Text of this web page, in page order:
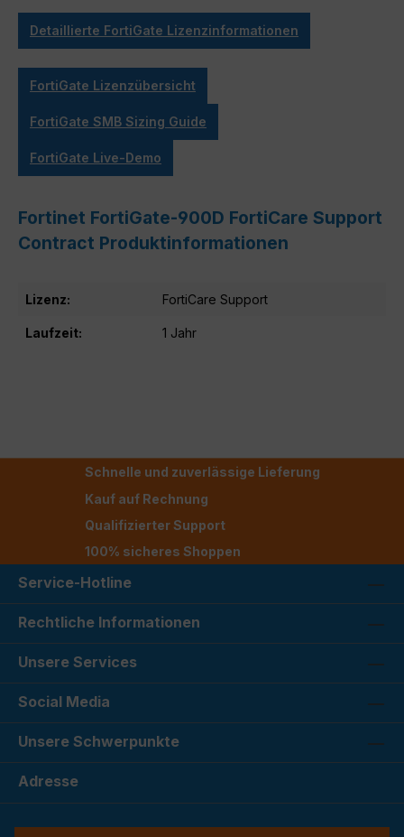
Detaillierte FortiGate Lizenzinformationen
FortiGate Lizenzübersicht
FortiGate SMB Sizing Guide
FortiGate Live-Demo
Fortinet FortiGate-900D FortiCare Support
Contract Produktinformationen
Lizenz: FortiCare Support
Laufzeit: 1 Jahr
Schnelle und zuverlässige Lieferung
Kauf auf Rechnung
Qualifizierter Support
100% sicheres Shoppen
Service-Hotline
Rechtliche Informationen
Unsere Services
Social Media
Unsere Schwerpunkte
Adresse